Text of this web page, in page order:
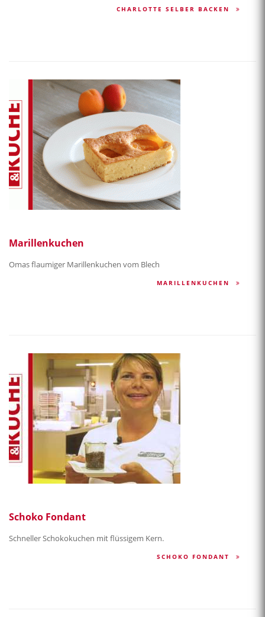
CHARLOTTE SELBER BACKEN
Marillenkuchen
Omas flaumiger Marillenkuchen vom Blech
MARILLENKUCHEN
Schoko Fondant
Schneller Schokokuchen mit flüssigem Kern.
SCHOKO FONDANT